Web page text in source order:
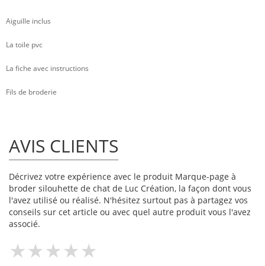
Aiguille inclus
La toile pvc
La fiche avec instructions
Fils de broderie
AVIS CLIENTS
Décrivez votre expérience avec le produit Marque-page à
broder silouhette de chat de Luc Création, la façon dont vous
l'avez utilisé ou réalisé. N'hésitez surtout pas à partagez vos
conseils sur cet article ou avec quel autre produit vous l'avez
associé.